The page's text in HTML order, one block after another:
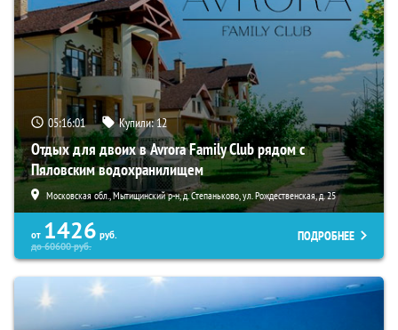
05:15:59 Купили:12
Отдых для двоих в Avrora Family Club рядом с
Пяловским водохранилищем
Московская обл., Мытищинский р-н, д. Степаньково, ул. Рождественская, д. 25
от 1426 руб.
до60600руб.
ПОДРОБНЕЕ